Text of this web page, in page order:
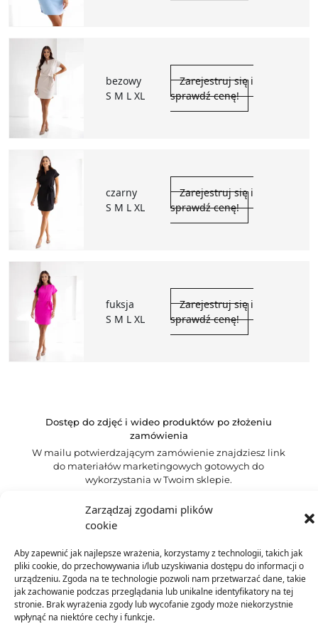
Zarządzaj zgodami plików
cookie
Aby zapewnić jak najlepsze wrażenia, korzystamy z technologii, takich jak
pliki cookie, do przechowywania i/lub uzyskiwania dostępu do informacji o
urządzeniu. Zgoda na te technologie pozwoli nam przetwarzać dane, takie
jak zachowanie podczas przeglądania lub unikalne identyfikatory na tej
stronie. Brak wyrażenia zgody lub wycofanie zgody może niekorzystnie
wpłynąć na niektóre cechy i funkcje.
bezowy
S M L XL
Zarejestruj się i
sprawdź cenę!
czarny
S M L XL
Zarejestruj się i
sprawdź cenę!
fuksja
S M L XL
Zarejestruj się i
sprawdź cenę!
Dostęp do zdjęć i wideo produktów po złożeniu
zamówienia
W mailu potwierdzającym zamówienie znajdziesz link
do materiałów marketingowych gotowych do
wykorzystania w Twoim sklepie.
Opis produktu
Skład